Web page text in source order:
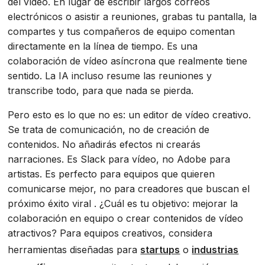
electrónicos o asistir a reuniones, grabas tu pantalla, la
compartes y tus compañeros de equipo comentan
directamente en la línea de tiempo. Es una
colaboración de vídeo asíncrona que realmente tiene
sentido. La IA incluso resume las reuniones y
transcribe todo, para que nada se pierda.
Pero esto es lo que no es: un editor de vídeo creativo.
Se trata de comunicación, no de creación de
contenidos. No añadirás efectos ni crearás
narraciones. Es Slack para vídeo, no Adobe para
artistas. Es perfecto para equipos que quieren
comunicarse mejor, no para creadores que buscan el
próximo éxito viral . ¿Cuál es tu objetivo: mejorar la
colaboración en equipo o crear contenidos de vídeo
atractivos? Para equipos creativos, considera
herramientas diseñadas para startups o industrias